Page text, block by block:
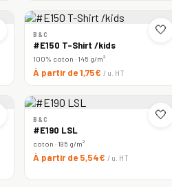
🤍
B&C
#E150 T-Shirt /kids
100% coton · 145 g/m²
À partir de 1,75€ / u. HT
🤍
B&C
#E190 LSL
coton · 185 g/m²
À partir de 5,54€ / u. HT